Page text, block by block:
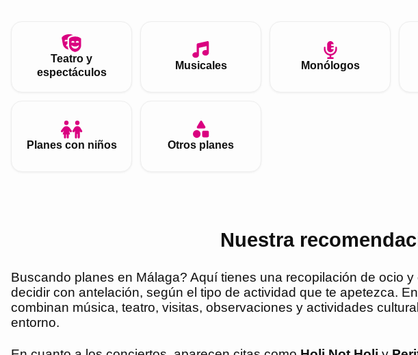
Teatro y
espectáculos
Musicales Monólogos
Planes con niños Otros planes
Nuestra
Buscando planes en Málaga? Aquí tienes una recopilación de ocio
decidir con antelación, según el tipo de actividad que te apetezca.
combinan música, teatro, visitas, observaciones y actividades
entorno.